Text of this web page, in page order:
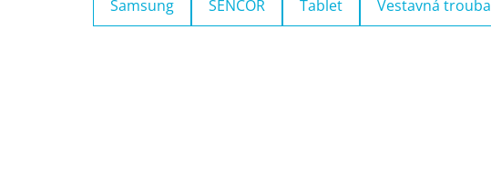
Samsung SENCOR Tablet Vestavná trouba